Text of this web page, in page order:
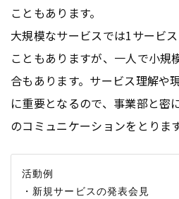
こともあります。
大規模なサービスでは1サービ
こともありますが、一人で小規
合もあります。サービス理解や
に重要となるので、事業部と密
のコミュニケーションをとります
活動例
・新規サービスの発表会見